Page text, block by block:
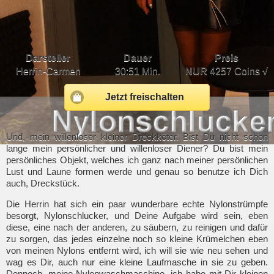
Darsteller Dauer
Preis
Herrin-Carmen
30:51 Min. NUR 4257 Coins √
Jetzt freischalten
Und, mein willenloser kleiner Dreckköter. Bist Du nicht schon
lange mein persönlicher und willenloser Diener? Du bist mein
persönliches Objekt, welches ich ganz nach meiner persönlichen
Lust und Laune formen werde und genau so benutze ich Dich
auch, Dreckstück.
Die Herrin hat sich ein paar wunderbare echte Nylonstrümpfe
besorgt, Nylonschlucker, und Deine Aufgabe wird sein, eben
diese, eine nach der anderen, zu säubern, zu reinigen und dafür
zu sorgen, das jedes einzelne noch so kleine Krümelchen eben
von meinen Nylons entfernt wird, ich will sie wie neu sehen und
wag es Dir, auch nur eine kleine Laufmasche in sie zu geben.